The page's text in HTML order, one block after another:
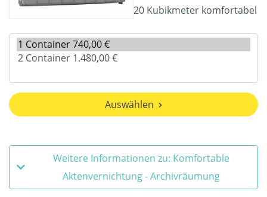
20 Kubikmeter komfortabel
Auswählen
Weitere Informationen zu: Komfortable
Aktenvernichtung - Archivräumung